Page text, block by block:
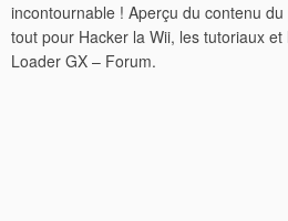
incontournable ! Aperçu du contenu
tout pour Hacker la Wii, les tutoriaux
Loader GX – Forum.